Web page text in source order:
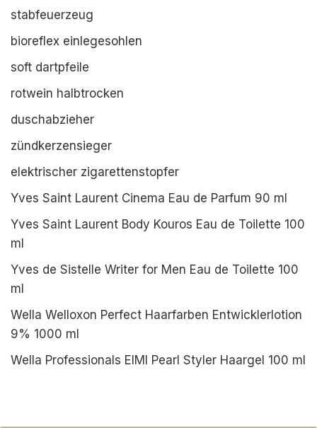
stabfeuerzeug
bioreflex einlegesohlen
soft dartpfeile
rotwein halbtrocken
duschabzieher
zündkerzensieger
elektrischer zigarettenstopfer
Yves Saint Laurent Cinema Eau de Parfum 90 ml
Yves Saint Laurent Body Kouros Eau de Toilette 100
ml
Yves de Sistelle Writer for Men Eau de Toilette 100
ml
Wella Welloxon Perfect Haarfarben Entwicklerlotion
9% 1000 ml
Wella Professionals EIMI Pearl Styler Haargel 100 ml